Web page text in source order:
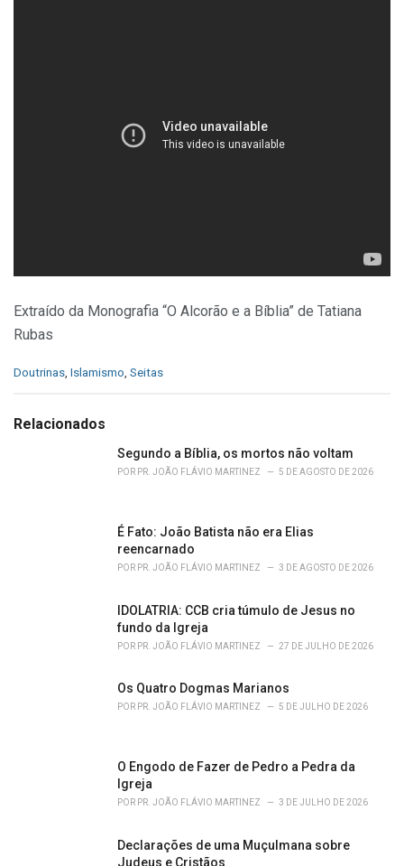
Extraído da Monografia “O Alcorão e a Bíblia” de Tatiana
Rubas
C
e
Doutrinas, Islamismo, Seitas
Relacionados
Segundo a Bíblia, os mortos não voltam
POR PR. JOÃO FLÁVIO MARTINEZ 5 DE AGOSTO DE 2026
É Fato: João Batista não era Elias
reencarnado
POR PR. JOÃO FLÁVIO MARTINEZ 3 DE AGOSTO DE 2026
IDOLATRIA: CCB cria túmulo de Jesus no
fundo da Igreja
POR PR. JOÃO FLÁVIO MARTINEZ 27 DE JULHO DE 2026
Os Quatro Dogmas Marianos
POR PR. JOÃO FLÁVIO MARTINEZ 5 DE JULHO DE 2026
O Engodo de Fazer de Pedro a Pedra da
Igreja
POR PR. JOÃO FLÁVIO MARTINEZ 3 DE JULHO DE 2026
Declarações de uma Muçulmana sobre
Judeus e Cristãos